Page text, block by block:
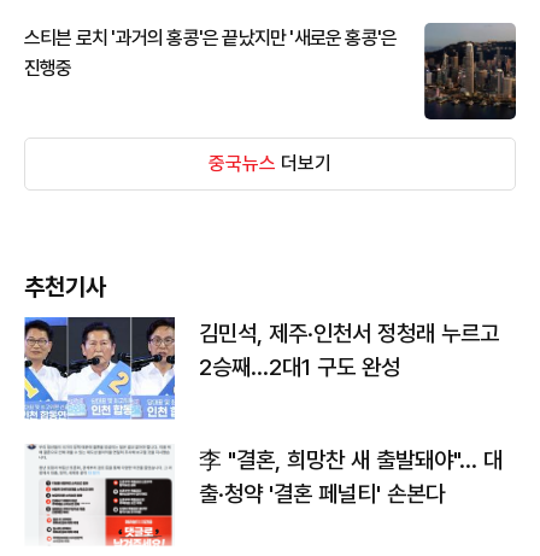
스티븐 로치 '과거의 홍콩'은 끝났지만 '새로운 홍콩'은
진행중
중국뉴스 더보기
추천기사
김민석, 제주·인천서 정청래 누르고
2승째…2대1 구도 완성
李 "결혼, 희망찬 새 출발돼야"… 대
출·청약 '결혼 페널티' 손본다